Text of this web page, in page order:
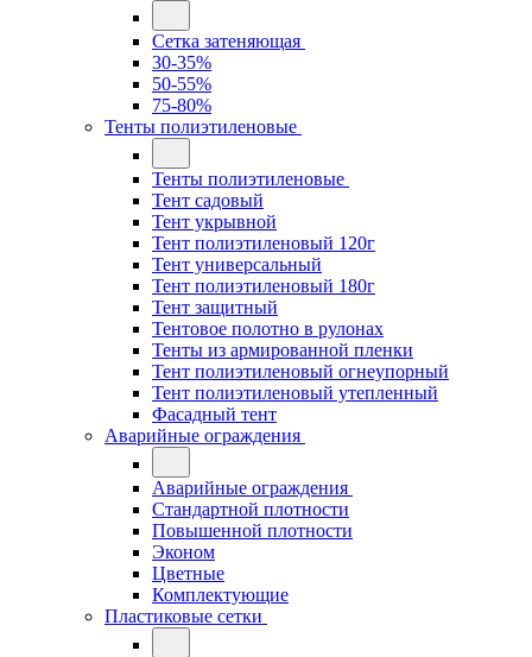
Сетка затеняющая
30-35%
50-55%
75-80%
Тенты полиэтиленовые
Тенты полиэтиленовые
Тент садовый
Тент укрывной
Тент полиэтиленовый 120г
Тент универсальный
Тент полиэтиленовый 180г
Тент защитный
Тентовое полотно в рулонах
Тенты из армированной пленки
Тент полиэтиленовый огнеупорный
Тент полиэтиленовый утепленный
Фасадный тент
Аварийные ограждения
Аварийные ограждения
Стандартной плотности
Повышенной плотности
Эконом
Цветные
Комплектующие
Пластиковые сетки